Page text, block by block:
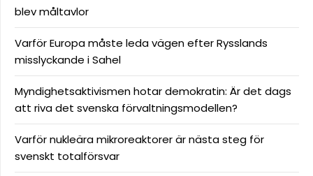
blev måltavlor
Varför Europa måste leda vägen efter Rysslands
misslyckande i Sahel
Myndighetsaktivismen hotar demokratin: Är det dags
att riva det svenska förvaltningsmodellen?
Varför nukleära mikroreaktorer är nästa steg för
svenskt totalförsvar